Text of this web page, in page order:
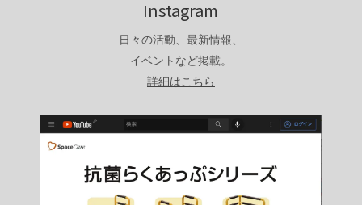
Instagram
日々の活動、最新情報、
イベントなど掲載。
詳細はこちら